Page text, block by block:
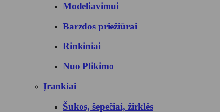
Modeliavimui
Barzdos priežiūrai
Rinkiniai
Nuo Plikimo
Įrankiai
Šukos, šepečiai, žirklės